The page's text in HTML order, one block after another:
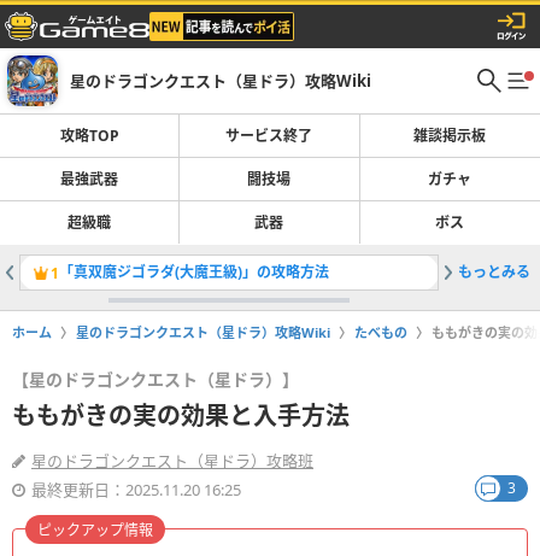
星のドラゴンクエスト（星ドラ）攻略Wiki
攻略TOP サービス終了 雑談掲示板
最強武器 闘技場 ガチャ
超級職 武器 ボス
1 「真双魔ジゴラダ(大魔王級)」の攻略方法 2決戦ロ
もっとみる
ホーム 星のドラゴンクエスト（星ドラ）攻略Wiki たべもの ももがきの実の
【星のドラゴンクエスト（星ドラ）】
ももがきの実の効果と入手方法
星のドラゴンクエスト（星ドラ）攻略班
最終更新日：2025.11.20 16:25
3
ピックアップ情報